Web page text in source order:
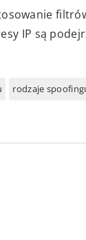
IP są
rodzaje